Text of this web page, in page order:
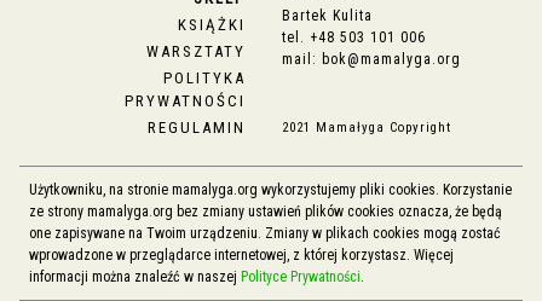
KSIĄŻKI
WARSZTATY
POLITYKA
PRYWATNOŚCI
REGULAMIN
Bartek Kulita
tel. +48 503 101 006
mail: bok@mamalyga.org
2021 Mamałyga Copyright
Użytkowniku, na stronie mamalyga.org wykorzystujemy pliki cookies. Korzystanie
ze strony mamalyga.org bez zmiany ustawień plików cookies oznacza, że będą
one zapisywane na Twoim urządzeniu. Zmiany w plikach cookies mogą zostać
wprowadzone w przeglądarce internetowej, z której korzystasz. Więcej
informacji można znaleźć w naszej Polityce Prywatności.